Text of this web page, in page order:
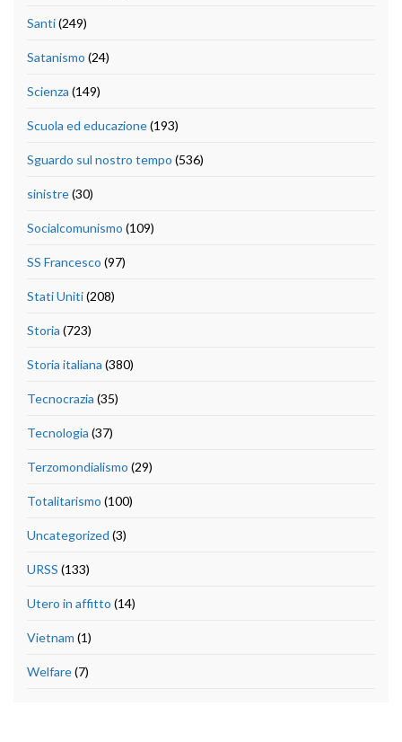
Santi(249)
Satanismo (24)
Scienza (149)
Scuola ed educazione(193)
Sguardo sul nostro tempo (536)
sinistre(30)
Socialcomunismo (109)
SS Francesco (97)
Stati Uniti(208)
Storia (723)
Storia italiana (380)
Tecnocrazia (35)
Tecnologia (37)
Terzomondialismo (29)
Totalitarismo (100)
Uncategorized (3)
URSS (133)
Utero in affitto (14)
Vietnam (1)
Welfare(7)